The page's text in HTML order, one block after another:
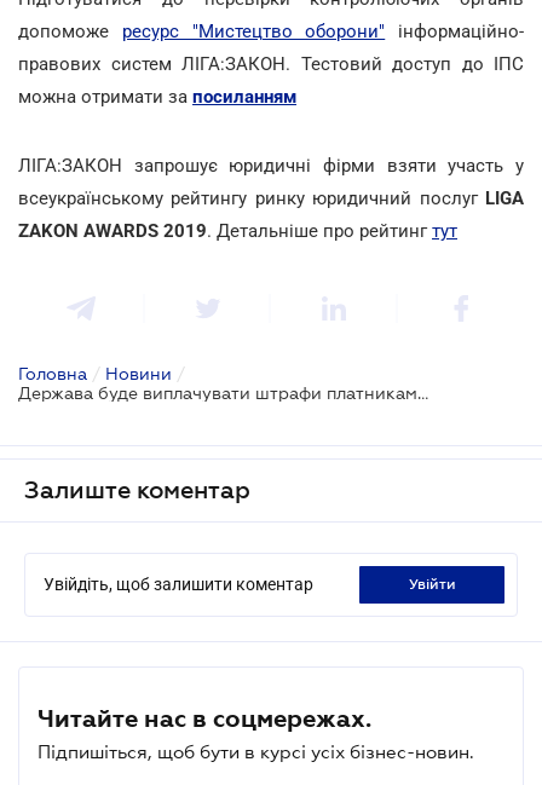
допоможе ресурс "Мистецтво оборони" інформаційно-
правових систем ЛІГА:ЗАКОН. Тестовий доступ до ІПС
можна отримати за посиланням
ЛІГА:ЗАКОН запрошує юридичні фірми взяти участь у
всеукраїнському рейтингу ринку юридичний послуг LIGA
ZAKON AWARDS 2019. Детальніше про рейтингтут
Головна / Новини /
Держава буде виплачувати штрафи платникам податків у випадку порушення адміністрування: Гетманцев про податкові законопроекти
Залиште коментар
Увійдіть, щоб залишити коментар увійти
Читайте нас в соцмережах.
Підпишіться, щоб бути в курсі усіх бізнес-новин.